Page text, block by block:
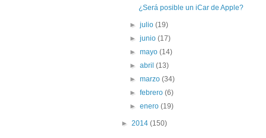
¿Será posible un iCar de Apple?
►julio(19)
►junio(17)
►mayo(14)
►abril(13)
►marzo(34)
►febrero(6)
►enero(19)
► 2014 (150)